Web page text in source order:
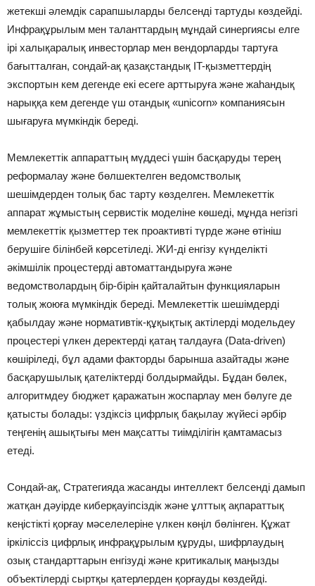
жетекші әлемдік сарапшыларды белсенді тартуды көздейді.
Инфрақұрылым мен таланттардың мұндай синергиясы елге
ірі халықаралық инвесторлар мен вендорларды тартуға
бағытталған, сондай-ақ қазақстандық IT-қызметтердің
экспортын кем дегенде екі есеге арттыруға және жаһандық
нарыққа кем дегенде үш отандық «unicorn» компаниясын
шығаруға мүмкіндік береді.
Мемлекеттік аппараттың мүддесі үшін басқаруды терең
реформалау және бөлшектелген ведомстволық
шешімдерден толық бас тарту көзделген. Мемлекеттік
аппарат жұмыстың сервистік моделіне көшеді, мұнда негізгі
мемлекеттік қызметтер тек проактивті түрде және өтініш
берушіге білінбей көрсетіледі. ЖИ-ді енгізу күнделікті
әкімшілік процестерді автоматтандыруға және
ведомстволардың бір-бірін қайталайтын функцияларын
толық жоюға мүмкіндік береді. Мемлекеттік шешімдерді
қабылдау және нормативтік-құқықтық актілерді модельдеу
процестері үлкен деректерді қатаң талдауға (Data-driven)
көшіріледі, бұл адами факторды барынша азайтады және
басқарушылық қателіктерді болдырмайды. Бұдан бөлек,
алгоритмдеу бюджет қаражатын жоспарлау мен бөлуге де
қатысты болады: үздіксіз цифрлық бақылау жүйесі әрбір
теңгенің ашықтығы мен мақсатты тиімділігін қамтамасыз
етеді.
Сондай-ақ, Стратегияда жасанды интеллект белсенді дамып
жатқан дәуірде киберқауіпсіздік және ұлттық ақпараттық
кеңістікті қорғау мәселелеріне үлкен көңіл бөлінген. Құжат
іркіліссіз цифрлық инфрақұрылым құруды, шифрлаудың
озық стандарттарын енгізуді және критикалық маңызды
объектілерді сыртқы қатерлерден қорғауды көздейді.